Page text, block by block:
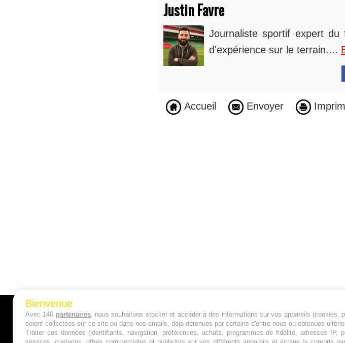
Justin Favre
Journaliste sportif expert
d'expérience sur le terrain....
Accueil Envoyer
A PROPOS
Qui sommes nous ?
Jeunesfooteux est
principalement de
Bienvenue
Avec 146 partenaires, nous souhaitons stocker et accéder à des informations sur vos appareils
soient collectées sur ce site ou dans nos emails, déjà détenues par certains d'entre nous ou obtenues
Traiter ces données (identifiants, navigation, préférences, achats, programmes de fidélité, adresses